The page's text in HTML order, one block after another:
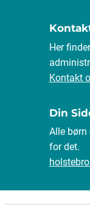
Her
Kontakt
Din
Alle
for det.